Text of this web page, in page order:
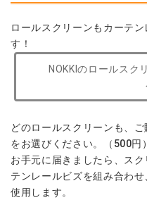
ロールスクリーンもカーテ
す！
NOKKIのロールスク
どのロールスクリーンも、
をお選びください。（500円）
お手元に届きましたら、ス
テンレールビズを組み合わ
使用します。